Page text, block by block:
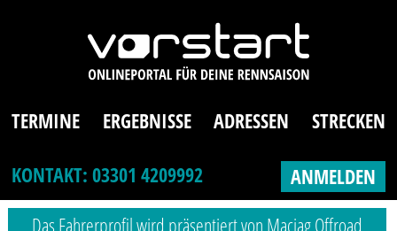
TERMINE ERGEBNISSE ADRESSEN
STRECKEN
KONTAKT: 03301 4209992
ANMELDEN
Das Fahrerprofil wird präsentiert von Maciag Offroad